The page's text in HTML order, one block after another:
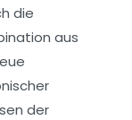
die
aus
der